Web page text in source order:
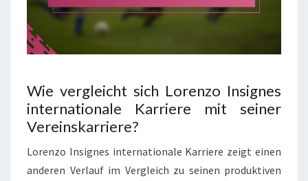
Wie vergleicht sich Lorenzo Insignes
internationale Karriere mit seiner
Vereinskarriere?
Lorenzo Insignes internationale Karriere zeigt einen
anderen Verlauf im Vergleich zu seinen produktiven